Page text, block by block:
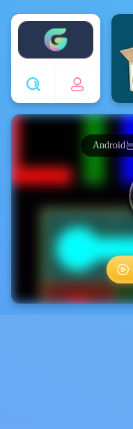
Enjoy4fun
Android